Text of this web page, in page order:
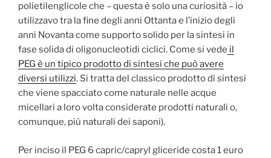
polietilenglicole che – questa è solo una curiosità – io
utilizzavo tra la fine degli anni Ottanta e l’inizio degli
anni Novanta come supporto solido per la sintesi in
fase solida di oligonucleotidi ciclici. Come si vede il
PEG è un tipico prodotto di sintesi che può avere
diversi utilizzi. Si tratta del classico prodotto di sintesi
che viene spacciato come naturale nelle acque
micellari a loro volta considerate prodotti naturali o,
comunque, più naturali dei saponi).
Per inciso il PEG 6 capric/capryl gliceride costa 1 euro